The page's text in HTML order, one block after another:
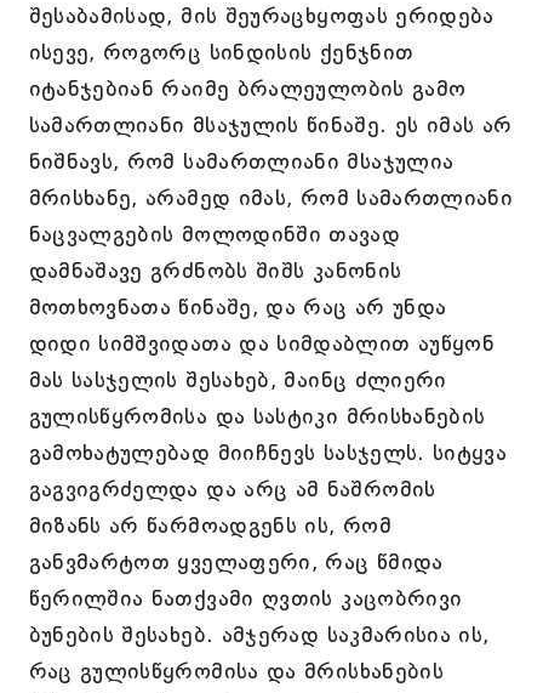
შესაბამისად, მის შეურაცხყოფას ერიდება
ისევე, როგორც სინდისის ქენჯნით
იტანჯებიან რაიმე ბრალეულობის გამო
სამართლიანი მსაჯულის წინაშე. ეს იმას არ
ნიშნავს, რომ სამართლიანი მსაჯულია
მრისხანე, არამედ იმას, რომ სამართლიანი
ნაცვალგების მოლოდინში თავად
დამნაშავე გრძნობს შიშს კანონის
მოთხოვნათა წინაშე, და რაც არ უნდა
დიდი სიმშვიდათა და სიმდაბლით აუწყონ
მას სასჯელის შესახებ, მაინც ძლიერი
გულისწყრომისა და სასტიკი მრისხანების
გამოხატულებად მიიჩნევს სასჯელს. სიტყვა
გაგვიგრძელდა და არც ამ ნაშრომის
მიზანს არ წარმოადგენს ის, რომ
განვმარტოთ ყველაფერი, რაც წმიდა
წერილშია ნათქვამი ღვთის კაცობრივი
ბუნების შესახებ. ამჯერად საკმარისია ის,
რაც გულისწყრომისა და მრისხანების